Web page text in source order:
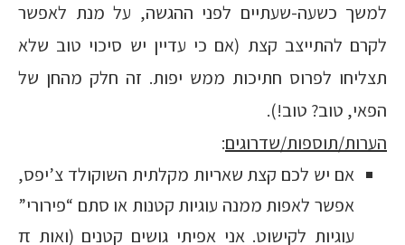
למשך כשעה-שעתיים לפני ההגשה, על מנת לאפשר
לקרם להתייצב קצת (אם כי עדיין יש סיכוי טוב שלא
תצליחו לפרוס חתיכות ממש יפות. זה חלק מהחן של
הפאי, טוב? טוב!).
הערות/תוספות/שדרוגים:
אם יש לכם קצת שאריות מקלתית השוקולד צ’יפס,
אפשר לאפות ממנה עוגיות קטנות או סתם “פירורי”
עוגיות לקישוט. אני אפיתי גושים קטנים (ואות π